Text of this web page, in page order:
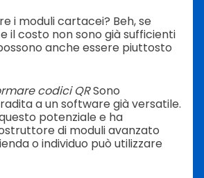
i moduli cartacei? Beh, se
il costo non sono già sufficienti
anche essere piuttosto
codici QRSono
a un software già versatile.
potenziale e ha
di moduli avanzato
o individuo può utilizzare